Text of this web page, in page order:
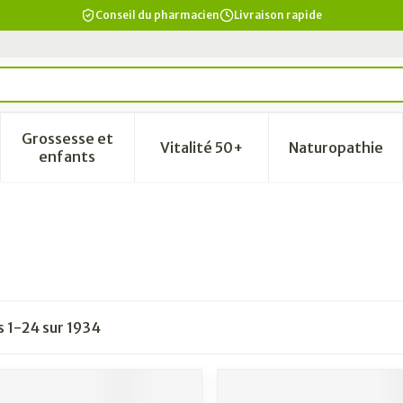
Conseil du pharmacien Livraison rapide
Beauté, soins et hygiène
sous-menu pour la catégorie Régime, alimentation &
Grossesse et
enfantsAfficher le sous-menu pour la catégorie
Vitalité 50+Afficher le sous-menu pour
Naturopathie
Afficher
1-24 sur 1934